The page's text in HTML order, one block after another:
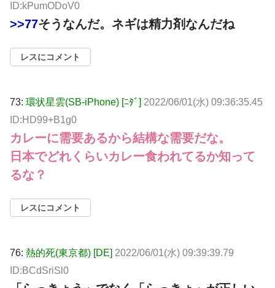
ID:kPumODoV0
>>77そうなんだ。ネギは精力剤なんだね
レスにコメント
73: 環状星雲(SB-iPhone) [ﾆﾀﾞ] 2022/06/01(水) 09:36:35.45
ID:HD99+B1g0
カレーに需要あるから結構な需要だな。
日本でどれくらいカレー食われてるか知って
るな？
レスにコメント
76: 熱的死(東京都) [DE] 2022/06/01(水) 09:39:39.79
ID:BCdSriSl0